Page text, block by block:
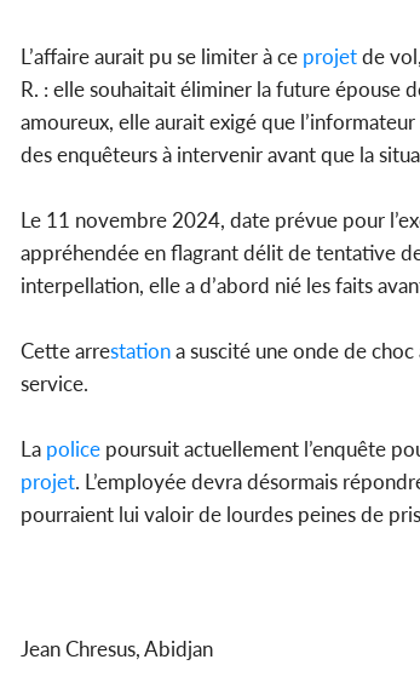
L’affaire aurait pu se limiter à ce projetde
R. : elle souhaitait éliminer la future épouse
amoureux, elle aurait exigé que
des enquêteurs à intervenir avant que la
Le 11 novembre 2024, date prévue pour
appréhendée en flagrant délit de tentative
interpellation, elle a d’abord nié les faits
Cette arrestationa suscité une onde de choc
service.
La police poursuit actuellement l’enquête
projet. L’employée devra désormais
pourraient lui valoir de lourdes peines de
Jean Chresus, Abidjan